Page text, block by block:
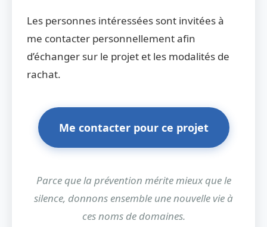
Les personnes intéressées sont invitées à
me contacter personnellement afin
d’échanger sur le projet et les modalités de
rachat.
Me contacter pour ce projet
Parce que la prévention mérite mieux que le
silence, donnons ensemble une nouvelle vie à
ces noms de domaines.